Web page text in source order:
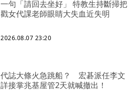
一句「請回去坐好」 特教生持斷掃把
戳女代課老師眼睛大失血近失明
2026.08.07 23:20
代誌大條火急跳船？ 宏碁派任李文
詳接掌兆基屋管2天就喊撤出！